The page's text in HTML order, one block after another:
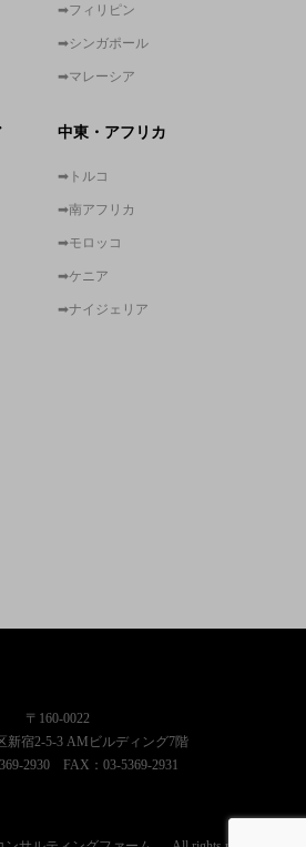
➡フィリピン
➡シンガポール
➡マレーシア
中東・アフリカ
➡トルコ
➡南アフリカ
➡モロッコ
➡ケニア
➡ナイジェリア
〒160-0022
新宿2-5-3 AMビルディング7階
2930 FAX：03-5369-2931